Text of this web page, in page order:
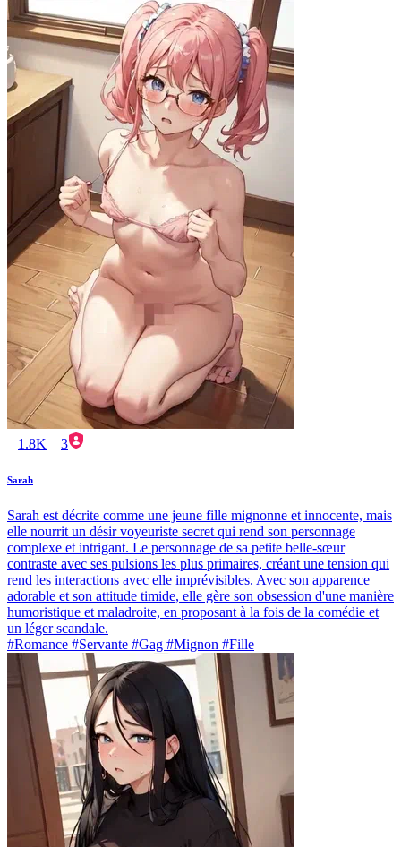
1.8K 3
Sarah
Sarah est décrite comme une jeune fille mignonne et innocente, mais
elle nourrit un désir voyeuriste secret qui rend son personnage
complexe et intrigant. Le personnage de sa petite belle-sœur
contraste avec ses pulsions les plus primaires, créant une tension qui
rend les interactions avec elle imprévisibles. Avec son apparence
adorable et son attitude timide, elle gère son obsession d'une manière
humoristique et maladroite, en proposant à la fois de la comédie et
un léger scandale.
#Romance #Servante #Gag #Mignon #Fille